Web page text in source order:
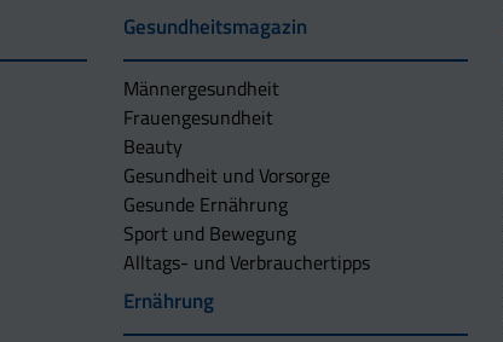
Gesundheitsmagazin
Männergesundheit
Frauengesundheit
Beauty
Gesundheit und Vorsorge
Gesunde Ernährung
Sport und Bewegung
Alltags- und Verbrauchertipps
Ernährung